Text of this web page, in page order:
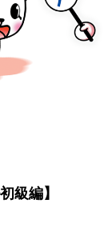
級編】